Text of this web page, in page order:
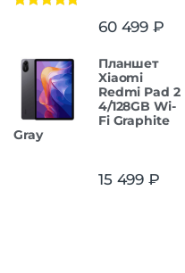
60 499 ₽
Планшет
Xiaomi
Redmi Pad 2
4/128GB Wi-
Fi Graphite
Gray
15 499 ₽